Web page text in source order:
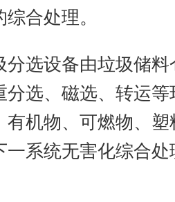
综合处理。
分选设备由垃圾储料
分选、磁选、转运
有机物、可燃物、
一系统无害化综合处